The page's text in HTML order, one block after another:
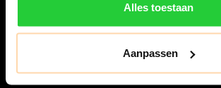
Alles toestaan
Aanpassen